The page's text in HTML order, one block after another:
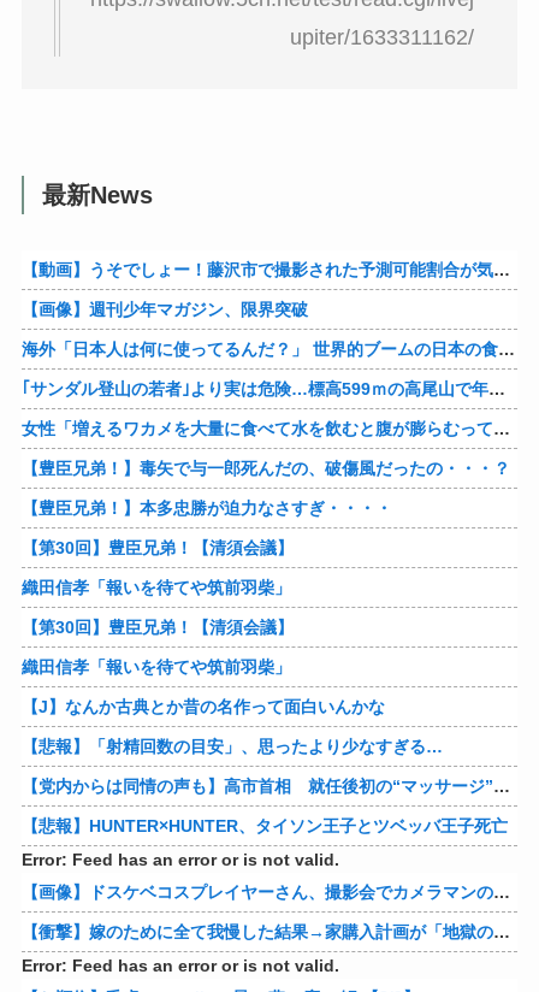
upiter/1633311162/
最新News
【動画】うそでしょー！藤沢市で撮影された予測可能割合が気になる事故のドラレコ。
【画像】週刊少年マガジン、限界突破
海外「日本人は何に使ってるんだ？」 世界的ブームの日本の食品、買ってみたものの使い道が分からない外国人が続出
｢サンダル登山の若者｣より実は危険…標高599ｍの高尾山で年間100件超の遭難事故を起こしている張本人「中高年の転倒事故」
女性「増えるワカメを大量に食べて水を飲むと腹が膨らむって本当？実際にやってみるわ」 → 腹がどんどん膨らんで… うわぁあああああああ
【豊臣兄弟！】毒矢で与一郎死んだの、破傷風だったの・・・？
【豊臣兄弟！】本多忠勝が迫力なさすぎ・・・・
【第30回】豊臣兄弟！【清須会議】
織田信孝「報いを待てや筑前羽柴」
【第30回】豊臣兄弟！【清須会議】
織田信孝「報いを待てや筑前羽柴」
【J】なんか古典とか昔の名作って面白いんかな
【悲報】「射精回数の目安」、思ったより少なすぎる…
【党内からは同情の声も】高市首相 就任後初の“マッサージ”報道に「疲れてるアピ？」とSNSでは一部から冷ややかな声…被災地視察“PV動画”から続く不信
【悲報】HUNTER×HUNTER、タイソン王子とツベッバ王子死亡
Error: Feed has an error or is not valid.
【画像】ドスケベコスプレイヤーさん、撮影会でカメラマンのエッチな要求に答え過ぎてしまうww
【衝撃】嫁のために全て我慢した結果→家購入計画が「地獄の一幕」に…その理由が痛すぎるｗｗｗ 他
Error: Feed has an error or is not valid.